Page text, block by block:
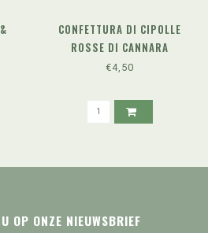
CONFETTURA DI CIPOLLE
ROSSE DI CANNARA
€4,50
OP ONZE NIEUWSBRIEF